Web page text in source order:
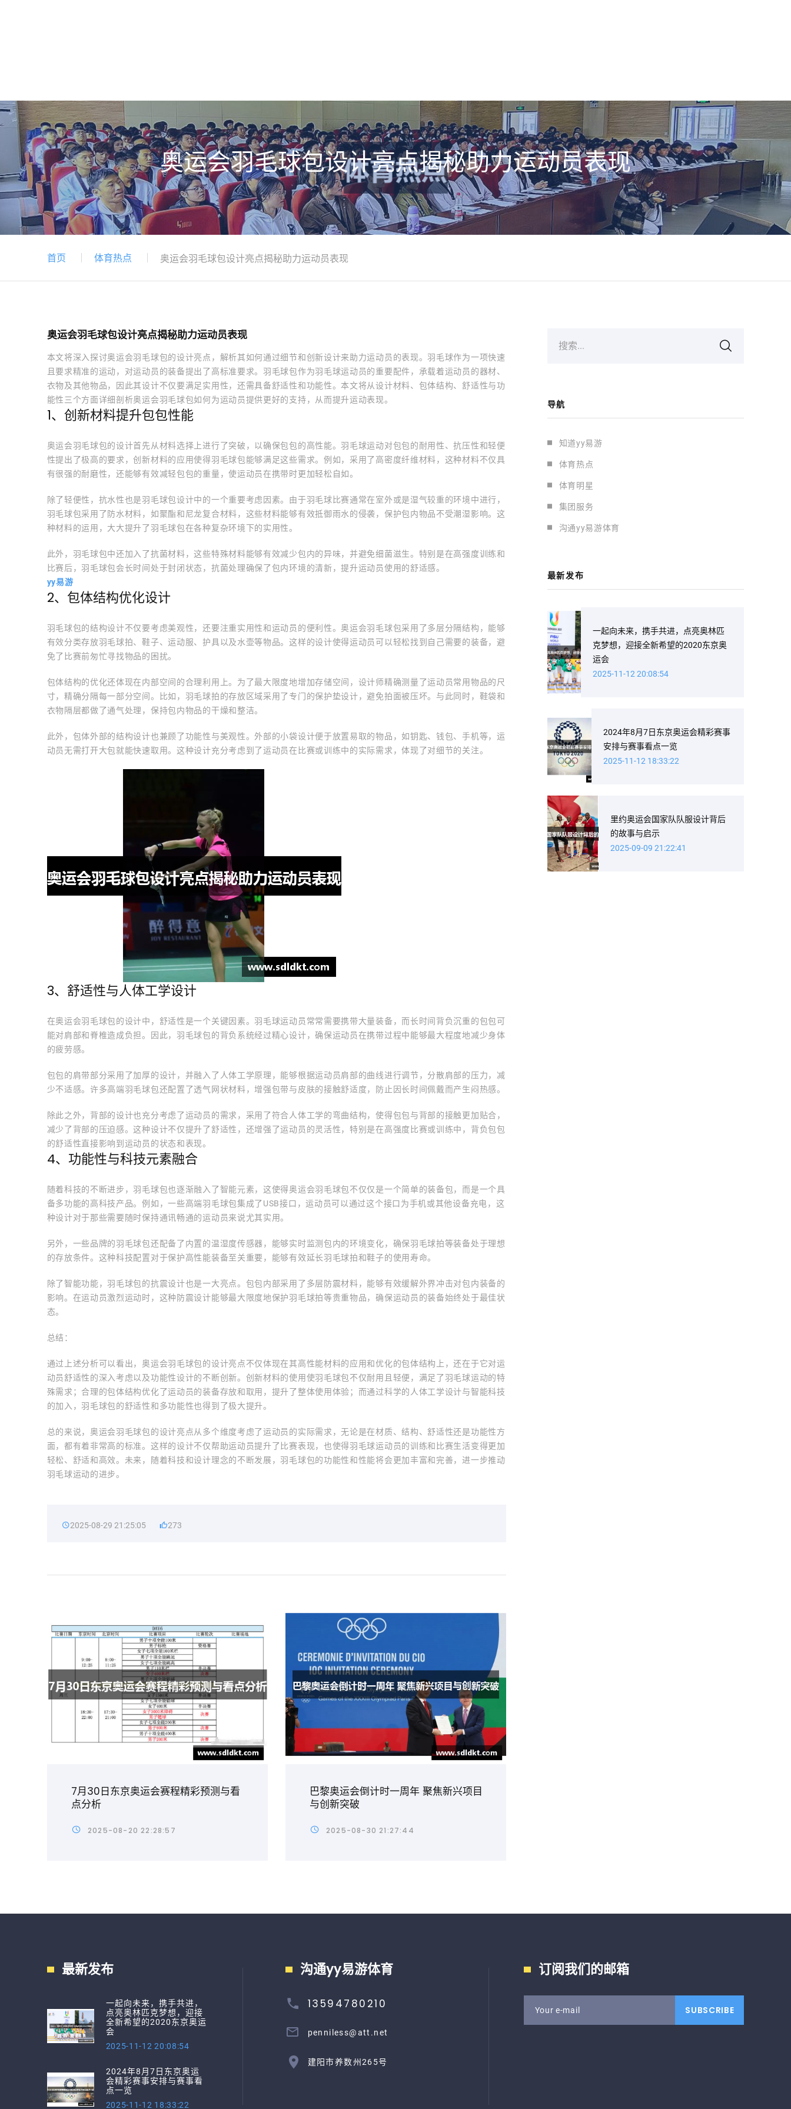
奥运会羽毛球包设计亮点揭秘助力运动员表现
首页 体育热点 奥运会羽毛球包设计亮点揭秘助力运动员表现
奥运会羽毛球包设计亮点揭秘助力运动员表现
本文将深入探讨奥运会羽毛球包的设计亮点，解析其如何通过细节和创新设计来助力运动员的表现。羽毛球作为一项快速
且要求精准的运动，对运动员的装备提出了高标准要求。羽毛球包作为羽毛球运动员的重要配件，承载着运动员的器材、
衣物及其他物品，因此其设计不仅要满足实用性，还需具备舒适性和功能性。本文将从设计材料、包体结构、舒适性与功
能性三个方面详细剖析奥运会羽毛球包如何为运动员提供更好的支持，从而提升运动表现。
1、创新材料提升包包性能
奥运会羽毛球包的设计首先从材料选择上进行了突破，以确保包包的高性能。羽毛球运动对包包的耐用性、抗压性和轻便
性提出了极高的要求，创新材料的应用使得羽毛球包能够满足这些需求。例如，采用了高密度纤维材料，这种材料不仅具
有很强的耐磨性，还能够有效减轻包包的重量，使运动员在携带时更加轻松自如。
除了轻便性，抗水性也是羽毛球包设计中的一个重要考虑因素。由于羽毛球比赛通常在室外或是湿气较重的环境中进行，
羽毛球包采用了防水材料，如聚酯和尼龙复合材料，这些材料能够有效抵御雨水的侵袭，保护包内物品不受潮湿影响。这
种材料的运用，大大提升了羽毛球包在各种复杂环境下的实用性。
此外，羽毛球包中还加入了抗菌材料，这些特殊材料能够有效减少包内的异味，并避免细菌滋生。特别是在高强度训练和
比赛后，羽毛球包会长时间处于封闭状态，抗菌处理确保了包内环境的清新，提升运动员使用的舒适感。
yy易游
2、包体结构优化设计
羽毛球包的结构设计不仅要考虑美观性，还要注重实用性和运动员的便利性。奥运会羽毛球包采用了多层分隔结构，能够
有效分类存放羽毛球拍、鞋子、运动服、护具以及水壶等物品。这样的设计使得运动员可以轻松找到自己需要的装备，避
免了比赛前匆忙寻找物品的困扰。
包体结构的优化还体现在内部空间的合理利用上。为了最大限度地增加存储空间，设计师精确测量了运动员常用物品的尺
寸，精确分隔每一部分空间。比如，羽毛球拍的存放区域采用了专门的保护垫设计，避免拍面被压坏。与此同时，鞋袋和
衣物隔层都做了通气处理，保持包内物品的干燥和整洁。
此外，包体外部的结构设计也兼顾了功能性与美观性。外部的小袋设计便于放置易取的物品，如钥匙、钱包、手机等，运
动员无需打开大包就能快速取用。这种设计充分考虑到了运动员在比赛或训练中的实际需求，体现了对细节的关注。
3、舒适性与人体工学设计
在奥运会羽毛球包的设计中，舒适性是一个关键因素。羽毛球运动员常常需要携带大量装备，而长时间背负沉重的包包可
能对肩部和脊椎造成负担。因此，羽毛球包的背负系统经过精心设计，确保运动员在携带过程中能够最大程度地减少身体
的疲劳感。
包包的肩带部分采用了加厚的设计，并融入了人体工学原理，能够根据运动员肩部的曲线进行调节，分散肩部的压力，减
少不适感。许多高端羽毛球包还配置了透气网状材料，增强包带与皮肤的接触舒适度，防止因长时间佩戴而产生闷热感。
除此之外，背部的设计也充分考虑了运动员的需求，采用了符合人体工学的弯曲结构，使得包包与背部的接触更加贴合，
减少了背部的压迫感。这种设计不仅提升了舒适性，还增强了运动员的灵活性，特别是在高强度比赛或训练中，背负包包
的舒适性直接影响到运动员的状态和表现。
4、功能性与科技元素融合
随着科技的不断进步，羽毛球包也逐渐融入了智能元素，这使得奥运会羽毛球包不仅仅是一个简单的装备包，而是一个具
备多功能的高科技产品。例如，一些高端羽毛球包集成了USB接口，运动员可以通过这个接口为手机或其他设备充电，这
种设计对于那些需要随时保持通讯畅通的运动员来说尤其实用。
另外，一些品牌的羽毛球包还配备了内置的温湿度传感器，能够实时监测包内的环境变化，确保羽毛球拍等装备处于理想
的存放条件。这种科技配置对于保护高性能装备至关重要，能够有效延长羽毛球拍和鞋子的使用寿命。
除了智能功能，羽毛球包的抗震设计也是一大亮点。包包内部采用了多层防震材料，能够有效缓解外界冲击对包内装备的
影响。在运动员激烈运动时，这种防震设计能够最大限度地保护羽毛球拍等贵重物品，确保运动员的装备始终处于最佳状
态。
总结：
通过上述分析可以看出，奥运会羽毛球包的设计亮点不仅体现在其高性能材料的应用和优化的包体结构上，还在于它对运
动员舒适性的深入考虑以及功能性设计的不断创新。创新材料的使用使羽毛球包不仅耐用且轻便，满足了羽毛球运动的特
殊需求；合理的包体结构优化了运动员的装备存放和取用，提升了整体使用体验；而通过科学的人体工学设计与智能科技
的加入，羽毛球包的舒适性和多功能性也得到了极大提升。
总的来说，奥运会羽毛球包的设计亮点从多个维度考虑了运动员的实际需求，无论是在材质、结构、舒适性还是功能性方
面，都有着非常高的标准。这样的设计不仅帮助运动员提升了比赛表现，也使得羽毛球运动员的训练和比赛生活变得更加
轻松、舒适和高效。未来，随着科技和设计理念的不断发展，羽毛球包的功能性和性能将会更加丰富和完善，进一步推动
羽毛球运动的进步。
2025-08-29 21:25:05 273
7月30日东京奥运会赛程精彩预测与看
点分析
2025-08-20 22:28:57
巴黎奥运会倒计时一周年 聚焦新兴项目
与创新突破
2025-08-30 21:27:44
搜索...
导航
知道yy易游
体育热点
体育明星
集团服务
沟通yy易游体育
最新发布
一起向未来，携手共进，点亮奥林匹
克梦想，迎接全新希望的2020东京奥
运会
2025-11-12 20:08:54
2024年8月7日东京奥运会精彩赛事
安排与赛事看点一览
2025-11-12 18:33:22
里约奥运会国家队队服设计背后
的故事与启示
2025-09-09 21:22:41
最新发布
一起向未来，携手共进，
点亮奥林匹克梦想，迎接
全新希望的2020东京奥运
会
2025-11-12 20:08:54
2024年8月7日东京奥运
会精彩赛事安排与赛事看
点一览
2025-11-12 18:33:22
沟通yy易游体育
13594780210
penniless@att.net
建阳市养数州265号
订阅我们的邮箱
Your e-mail SUBSCRIBE